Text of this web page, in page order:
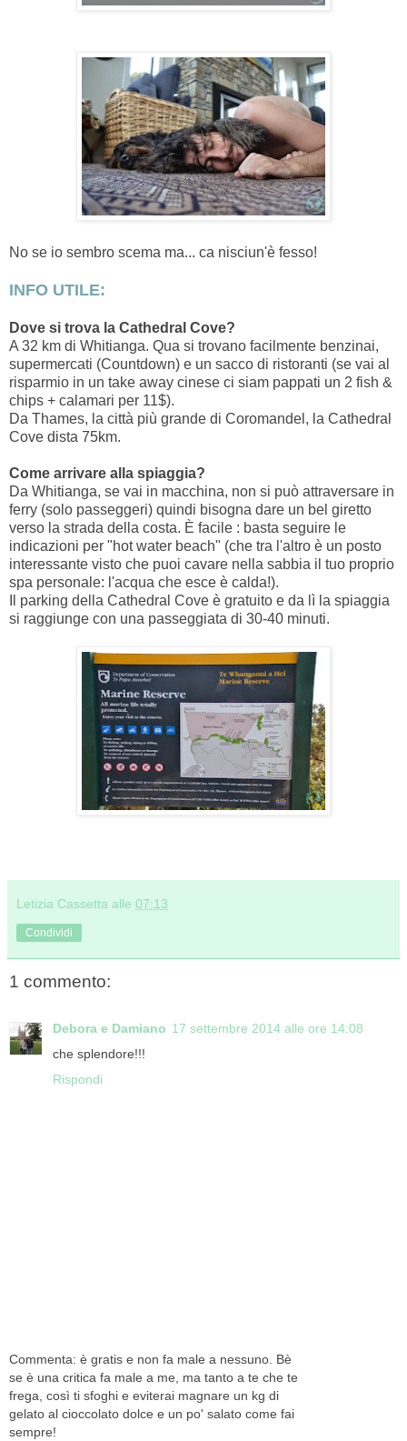
No se io sembro scema ma... ca nisciun'è fesso!
INFO UTILE:
Dove si trova la Cathedral Cove?
A 32 km di Whitianga. Qua si trovano facilmente benzinai,
supermercati (Countdown) e un sacco di ristoranti (se vai al
risparmio in un take away cinese ci siam pappati un 2 fish &
chips + calamari per 11$).
Da Thames, la città più grande di Coromandel, la Cathedral
Cove dista 75km.
Come arrivare alla spiaggia?
Da Whitianga, se vai in macchina, non si può attraversare in
ferry (solo passeggeri) quindi bisogna dare un bel giretto
verso la strada della costa. È facile : basta seguire le
indicazioni per "hot water beach" (che tra l'altro è un posto
interessante visto che puoi cavare nella sabbia il tuo proprio
spa personale: l'acqua che esce è calda!).
Il parking della Cathedral Cove è gratuito e da lì la spiaggia
si raggiunge con una passeggiata di 30-40 minuti.
Letizia Cassetta alle 07:13
Condividi
1 commento:
Debora e Damiano 17 settembre 2014 alle ore 14:08
che splendore!!!
Rispondi
Commenta: è gratis e non fa male a nessuno. Bè
se è una critica fa male a me, ma tanto a te che te
frega, così ti sfoghi e eviterai magnare un kg di
gelato al cioccolato dolce e un po' salato come fai
sempre!